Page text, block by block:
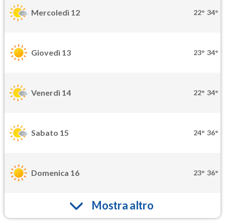
Mercoledì 12 22° 34°
Giovedì 13 23° 34°
Venerdì 14 22° 34°
Sabato 15 24° 36°
Domenica 16 23° 36°
Mostra altro